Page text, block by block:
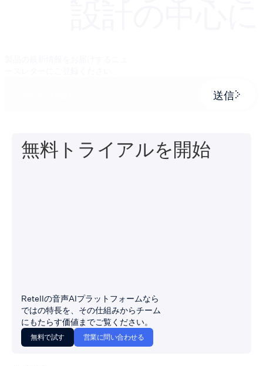
送信
無料トライアルを開始
Retellの音声AIプラットフォームなら
ではの特長を、その仕組みからチーム
にもたらす価値までご覧ください。
無料で試す 営業に問い合わせる